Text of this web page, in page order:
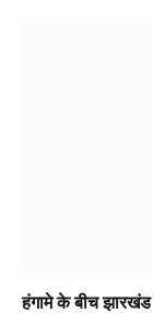
हंगामे के बीच